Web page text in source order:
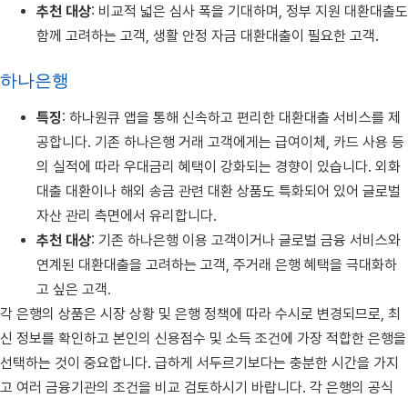
추천 대상: 비교적 넓은 심사 폭을 기대하며, 정부 지원 대환대출도
함께 고려하는 고객, 생활 안정 자금 대환대출이 필요한 고객.
하나은행
특징: 하나원큐 앱을 통해 신속하고 편리한 대환대출 서비스를 제
공합니다. 기존 하나은행 거래 고객에게는 급여이체, 카드 사용 등
의 실적에 따라 우대금리 혜택이 강화되는 경향이 있습니다. 외화
대출 대환이나 해외 송금 관련 대환 상품도 특화되어 있어 글로벌
자산 관리 측면에서 유리합니다.
추천 대상: 기존 하나은행 이용 고객이거나 글로벌 금융 서비스와
연계된 대환대출을 고려하는 고객, 주거래 은행 혜택을 극대화하
고 싶은 고객.
각 은행의 상품은 시장 상황 및 은행 정책에 따라 수시로 변경되므로, 최
신 정보를 확인하고 본인의 신용점수 및 소득 조건에 가장 적합한 은행을
선택하는 것이 중요합니다. 급하게 서두르기보다는 충분한 시간을 가지
고 여러 금융기관의 조건을 비교 검토하시기 바랍니다. 각 은행의 공식